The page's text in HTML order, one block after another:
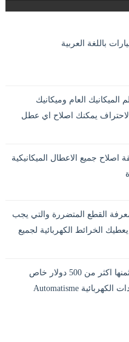
باللغة العربية
الميكانيك العام وميكانيك
الاحتراف يمكنك اصلاح اي عطل
جميع الاعطال الميكانيكية
القطع المتضررة والتي يجب
الخرائط الكهربائية لجميع
اكثر من مليون كتاب يبلغ ثمنها اكثر من 500 دولار خاص
بالكهرباء الصناعية والتمديدات الكهربائية Automatisme